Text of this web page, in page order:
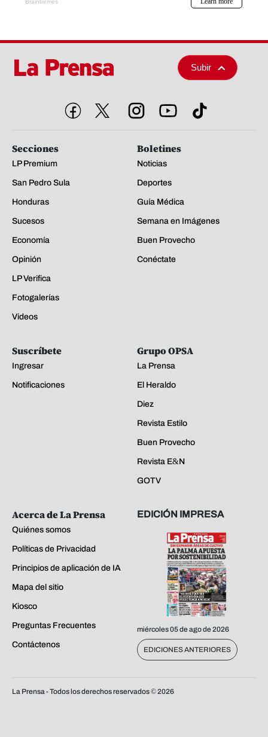
Subir
Secciones
LP Premium
San Pedro Sula
Honduras
Sucesos
Economía
Opinión
LP Verifica
Fotogalerías
Videos
Boletines
Noticias
Deportes
Guía Médica
Semana en Imágenes
Buen Provecho
Conéctate
Suscríbete
Ingresar
Notificaciones
Grupo OPSA
La Prensa
El Heraldo
Diez
Revista Estilo
Buen Provecho
Revista E&N
GOTV
Acerca de La Prensa
Quiénes somos
Políticas de Privacidad
Principios de aplicación de IA
Mapa del sitio
Kiosco
Preguntas Frecuentes
Contáctenos
EDICIÓN IMPRESA
miércoles 05 de ago de 2026
EDICIONES ANTERIORES
La Prensa - Todos los derechos reservados ©2026